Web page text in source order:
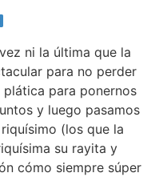
ni la última que la
para no perder
para ponernos
y luego pasamos
(los que la
su rayita y
cómo siempre súper